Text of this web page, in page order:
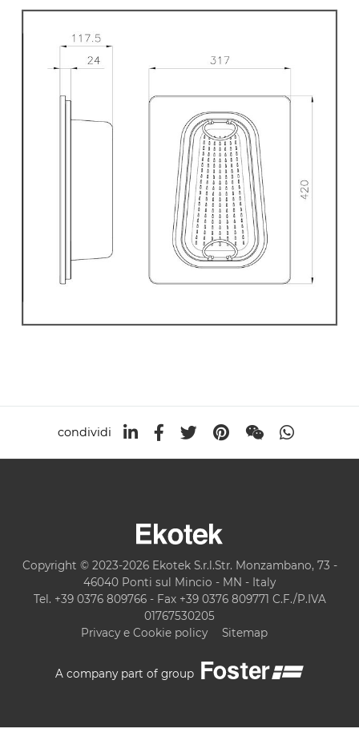
condividi
Copyright © 2023-2026 Ekotek S.r.l.Str. Monzambano, 73 -
46040 Ponti sul Mincio - MN - Italy
Tel. +39 0376 809766 - Fax +39 0376 809771 C.F./P.IVA
01767530205
Privacy e Cookie policy
Sitemap
A company part of group